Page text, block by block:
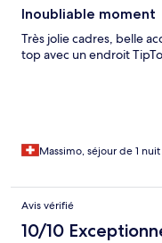
Inoubliable moment
Très jolie cadres, belle
top avec un endroit
Massimo, séjour de 1 nuit
Avis vérifié
10/10